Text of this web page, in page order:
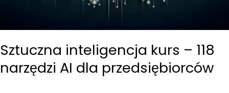
Sztuczna inteligencja kurs – 118
narzędzi AI dla przedsiębiorców